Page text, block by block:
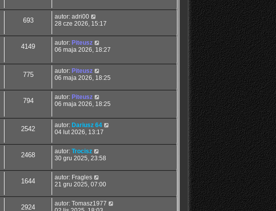
693 autor: adri00
28 cze 2026, 15:17
4149 autor: Piteusz
06 maja 2026, 18:27
775 autor: Piteusz
06 maja 2026, 18:25
794 autor: Piteusz
06 maja 2026, 18:25
2542 autor: Dariusz 64
04 lut 2026, 13:17
2468 autor: Trocisz
30 gru 2025, 23:58
1644 autor: Fragles
21 gru 2025, 07:00
2924 autor: Tomasz1977